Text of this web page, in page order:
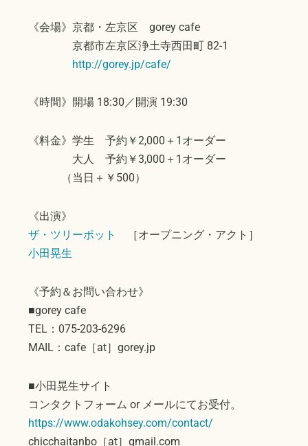
《会場》京都・左京区 gorey cafe
京都市左京区浄土寺西田町 82-1
http://gorey.jp/cafe/
《時間》開場 18:30／開演 19:30
《料金》学生 予約￥2,000＋1オーダー
大人 予約￥3,000＋1オーダー
（当日＋￥500）
《出演》
ザ・ツリーポット
［オープニング・アクト］
小田晃生
《予約＆お問い合わせ》
■gorey cafe
TEL：075-203-6296
MAIL：cafe［at］gorey.jp
■小田晃生サイト
コンタクトフォーム or メールにてお受付。
https://www.odakohsey.com/contact/
chicchaitanbo［at］gmail.com